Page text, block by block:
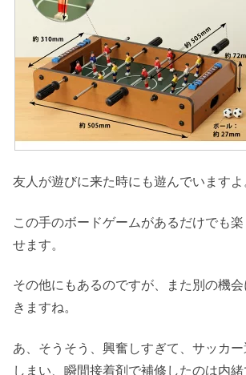
友人が遊びに来た時にも遊んでいますよ
この手のボードゲームがあるだけでも
せます。
その他にもあるのですが、また別の機
きますね。
あ、そうそう、興奮しすぎて、サッカ
しまい、瞬間接着剤で補修したのは内